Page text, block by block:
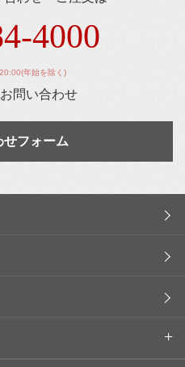
4000
年始を除く)
問い合わせ
せフォーム